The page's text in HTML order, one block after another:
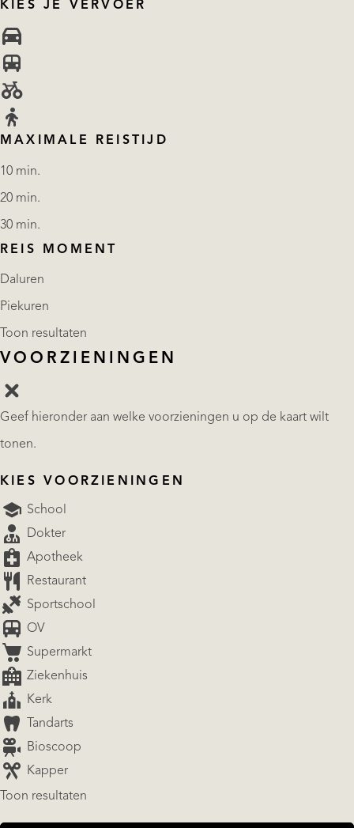
KIES JE VERVOER
MAXIMALE REISTIJD
10 min.
20 min.
30 min.
REIS MOMENT
Daluren
Piekuren
Toon resultaten
VOORZIENINGEN
Geef hieronder aan welke voorzieningen u op de kaart wilt
tonen.
KIES VOORZIENINGEN
School
Dokter
Apotheek
Restaurant
Sportschool
OV
Supermarkt
Ziekenhuis
Kerk
Tandarts
Bioscoop
Kapper
Toon resultaten